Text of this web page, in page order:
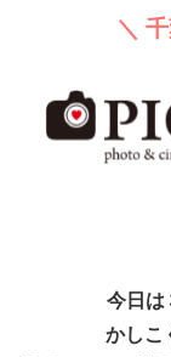
＼
今日は
かしこ